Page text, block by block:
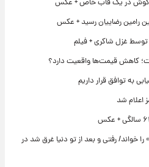
گوگوش در یک قاب خاص + عکس
غزل شاکری + فیلم
کاهش قیمت‌ها واقعیت دارد؟
به توافق قرار داریم
اعلام شد
را خواند/ رفتی و بعد از تو دنیا غرق شد در